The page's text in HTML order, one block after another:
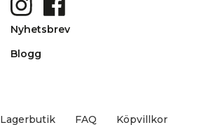
Nyhetsbrev
Blogg
Lagerbutik FAQ Köpvillkor